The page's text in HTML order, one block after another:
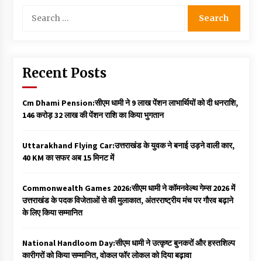
for:
Recent Posts
Cm Dhami Pension:सीएम धामी ने 9 लाख पेंशन लाभार्थियों को दी धनराशि, ₹
146 करोड़ 32 लाख की पेंशन राशि का किया भुगतान
Uttarakhand Flying Car:उत्तराखंड के युवक ने बनाई उड़ने वाली कार,
40 KM का सफर अब 15 मिनट में
Commonwealth Games 2026:सीएम धामी ने कॉमनवेल्थ गेम्स 2026 में
उत्तराखंड के पदक विजेताओं से की मुलाकात, अंतरराष्ट्रीय मंच पर गौरव बढ़ाने
के लिए किया सम्मानित
National Handloom Day:सीएम धामी ने उत्कृष्ट बुनकरों और हस्तशिल्प
कारीगरों को किया सम्मानित, वोकल फॉर लोकल को दिया बढ़ावा